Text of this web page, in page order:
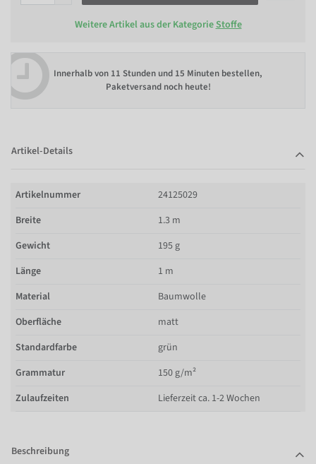
Weitere Artikel aus der KategorieStoffe
Innerhalb von 11 Stunden und 15 Minuten bestellen,
Paketversand noch heute!
Artikel-Details
Artikelnummer
24125029
Breite
1.3 m
Gewicht
195 g
Länge
1 m
Material
Baumwolle
Oberfläche
matt
Standardfarbe
grün
Grammatur
150 g/m²
Zulaufzeiten
Lieferzeit ca. 1-2 Wochen
Beschreibung